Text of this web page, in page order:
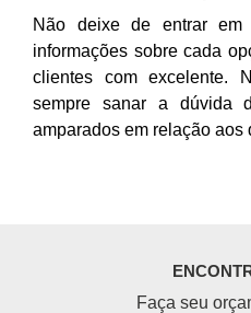
Não deixe de entrar em
informações sobre cada
clientes com excelente.
sempre sanar a dúvida
amparados em relação aos
Faça seu